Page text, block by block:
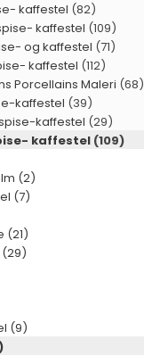
kaffestel (82)
kaffestel (109)
og kaffestel (71)
kaffestel (112)
Porcellains Maleri (68)
kaffestel (39)
kaffestel (29)
kaffestel (109)
(2)
(7)
(21)
(9)